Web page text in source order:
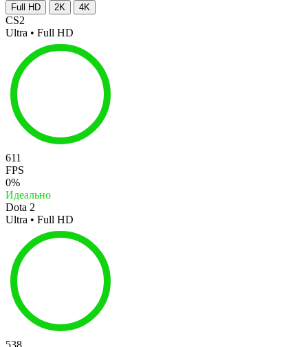
Full HD 2K 4K
CS2
Ultra • Full HD
611
FPS
0%
Идеально
Dota 2
Ultra • Full HD
538